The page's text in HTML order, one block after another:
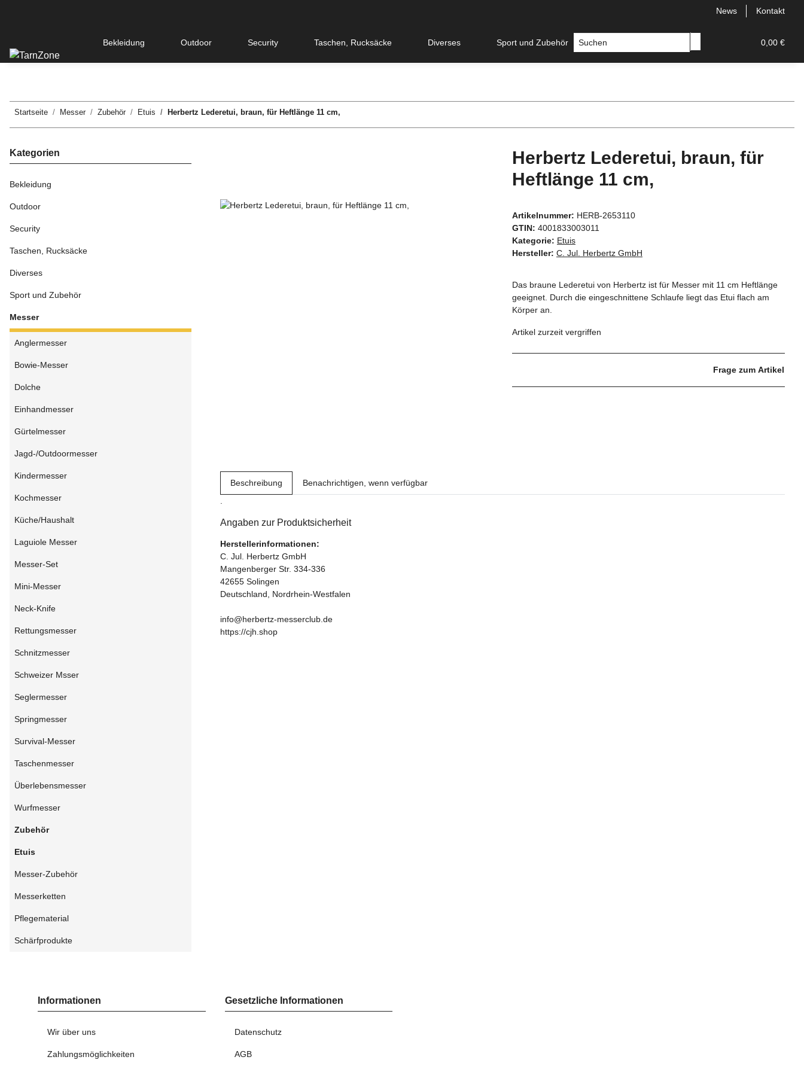
News Kontakt
0,00 €
Bekleidung Outdoor Security Taschen, Rucksäcke Diverses Sport und Zubehör Messer
Startseite Messer Zubehör Etuis Herbertz Lederetui, braun, für Heftlänge 11 cm,
Herbertz Lederetui, braun, für
Heftlänge 11 cm,
Artikelnummer: HERB-2653110
GTIN: 4001833003011
Kategorie: Etuis
Hersteller: C. Jul. Herbertz GmbH
Das braune Lederetui von Herbertz ist für Messer mit 11 cm Heftlänge
geeignet. Durch die eingeschnittene Schlaufe liegt das Etui flach am
Körper an.
Artikel zurzeit vergriffen
Frage zum Artikel
Beschreibung
Benachrichtigen, wenn verfügbar
Angaben zur Produktsicherheit
Herstellerinformationen:
C. Jul. Herbertz GmbH
Mangenberger Str. 334-336
42655 Solingen
Deutschland, Nordrhein-Westfalen
info@herbertz-messerclub.de
https://cjh.shop
Kategorien
Bekleidung
Outdoor
Security
Taschen, Rucksäcke
Diverses
Sport und Zubehör
Messer
Anglermesser
Bowie-Messer
Dolche
Einhandmesser
Gürtelmesser
Jagd-/Outdoormesser
Kindermesser
Kochmesser
Küche/Haushalt
Laguiole Messer
Messer-Set
Mini-Messer
Neck-Knife
Rettungsmesser
Schnitzmesser
Schweizer Msser
Seglermesser
Springmesser
Survival-Messer
Taschenmesser
Überlebensmesser
Wurfmesser
Zubehör
Etuis
Messer-Zubehör
Messerketten
Pflegematerial
Schärfprodukte
Informationen
Wir über uns
Zahlungsmöglichkeiten
Gesetzliche Informationen
Datenschutz
AGB